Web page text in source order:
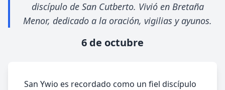
discípulo de San Cutberto. Vivió en Bretaña
Menor, dedicado a la oración, vigilias y ayunos.
6 de octubre
San Ywio es recordado como un fiel discípulo